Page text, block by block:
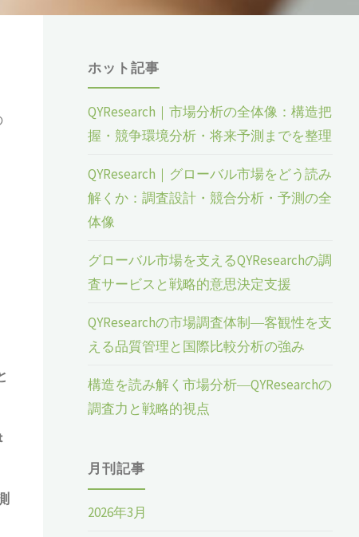
ホット記事
QYResearch｜市場分析の全体像：構造把
握・競争環境分析・将来予測までを整理
QYResearch｜グローバル市場をどう読み
解くか：調査設計・競合分析・予測の全
体像
グローバル市場を支えるQYResearchの調
査サービスと戦略的意思決定支援
QYResearchの市場調査体制―客観性を支
える品質管理と国際比較分析の強み
構造を読み解く市場分析―QYResearchの
調査力と戦略的視点
月刊記事
2026年3月